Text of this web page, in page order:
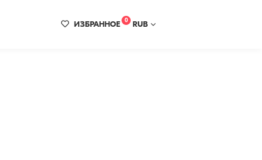
ИЗБРАННОЕ 0 RUB